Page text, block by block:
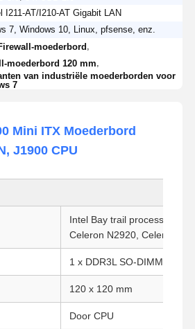
I211-AT/I210-AT Gigabit LAN
7, Windows 10, Linux, pfsense, enz.
moederbord
moederbord 120 mm
van industriële moederborden voor
7
Mini ITX Moederbord
J1900 CPU
Intel Bay trail processor
Celeron N2920, Celeron
1 x DDR3L SO-DIMM
120 x 120 mm
Door CPU